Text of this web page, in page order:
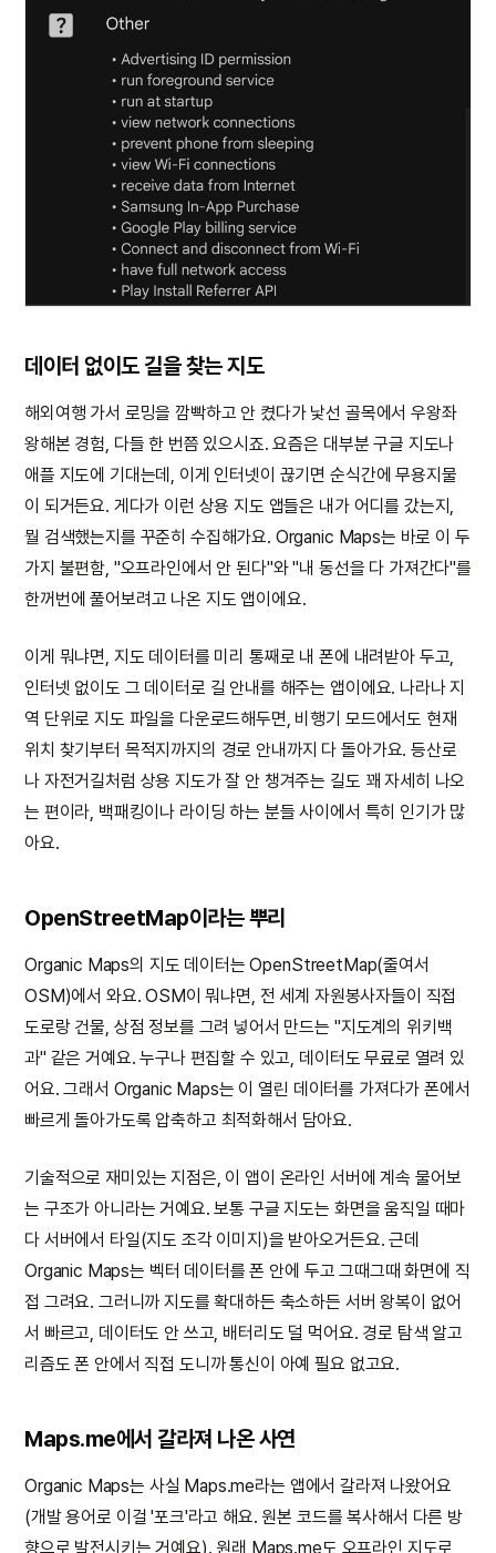
데이터 없이도 길을 찾는 지도
해외여행 가서 로밍을 깜빡하고 안 켰다가 낯선 골목에서 우왕좌
왕해본 경험, 다들 한 번쯤 있으시죠. 요즘은 대부분 구글 지도나
애플 지도에 기대는데, 이게 인터넷이 끊기면 순식간에 무용지물
이 되거든요. 게다가 이런 상용 지도 앱들은 내가 어디를 갔는지,
뭘 검색했는지를 꾸준히 수집해가요. Organic Maps는 바로 이 두
가지 불편함, "오프라인에서 안 된다"와 "내 동선을 다 가져간다"를
한꺼번에 풀어보려고 나온 지도 앱이에요.
이게 뭐냐면, 지도 데이터를 미리 통째로 내 폰에 내려받아 두고,
인터넷 없이도 그 데이터로 길 안내를 해주는 앱이에요. 나라나 지
역 단위로 지도 파일을 다운로드해두면, 비행기 모드에서도 현재
위치 찾기부터 목적지까지의 경로 안내까지 다 돌아가요. 등산로
나 자전거길처럼 상용 지도가 잘 안 챙겨주는 길도 꽤 자세히 나오
는 편이라, 백패킹이나 라이딩 하는 분들 사이에서 특히 인기가 많
아요.
OpenStreetMap이라는 뿌리
Organic Maps의 지도 데이터는 OpenStreetMap(줄여서
OSM)에서 와요. OSM이 뭐냐면, 전 세계 자원봉사자들이 직접
도로랑 건물, 상점 정보를 그려 넣어서 만드는 "지도계의 위키백
과" 같은 거예요. 누구나 편집할 수 있고, 데이터도 무료로 열려 있
어요. 그래서 Organic Maps는 이 열린 데이터를 가져다가 폰에서
빠르게 돌아가도록 압축하고 최적화해서 담아요.
기술적으로 재미있는 지점은, 이 앱이 온라인 서버에 계속 물어보
는 구조가 아니라는 거예요. 보통 구글 지도는 화면을 움직일 때마
다 서버에서 타일(지도 조각 이미지)을 받아오거든요. 근데
Organic Maps는 벡터 데이터를 폰 안에 두고 그때그때 화면에 직
접 그려요. 그러니까 지도를 확대하든 축소하든 서버 왕복이 없어
서 빠르고, 데이터도 안 쓰고, 배터리도 덜 먹어요. 경로 탐색 알고
리즘도 폰 안에서 직접 도니까 통신이 아예 필요 없고요.
Maps.me에서 갈라져 나온 사연
Organic Maps는 사실 Maps.me라는 앱에서 갈라져 나왔어요
(개발 용어로 이걸 '포크'라고 해요. 원본 코드를 복사해서 다른 방
향으로 발전시키는 거예요). 원래 Maps.me도 오프라인 지도로